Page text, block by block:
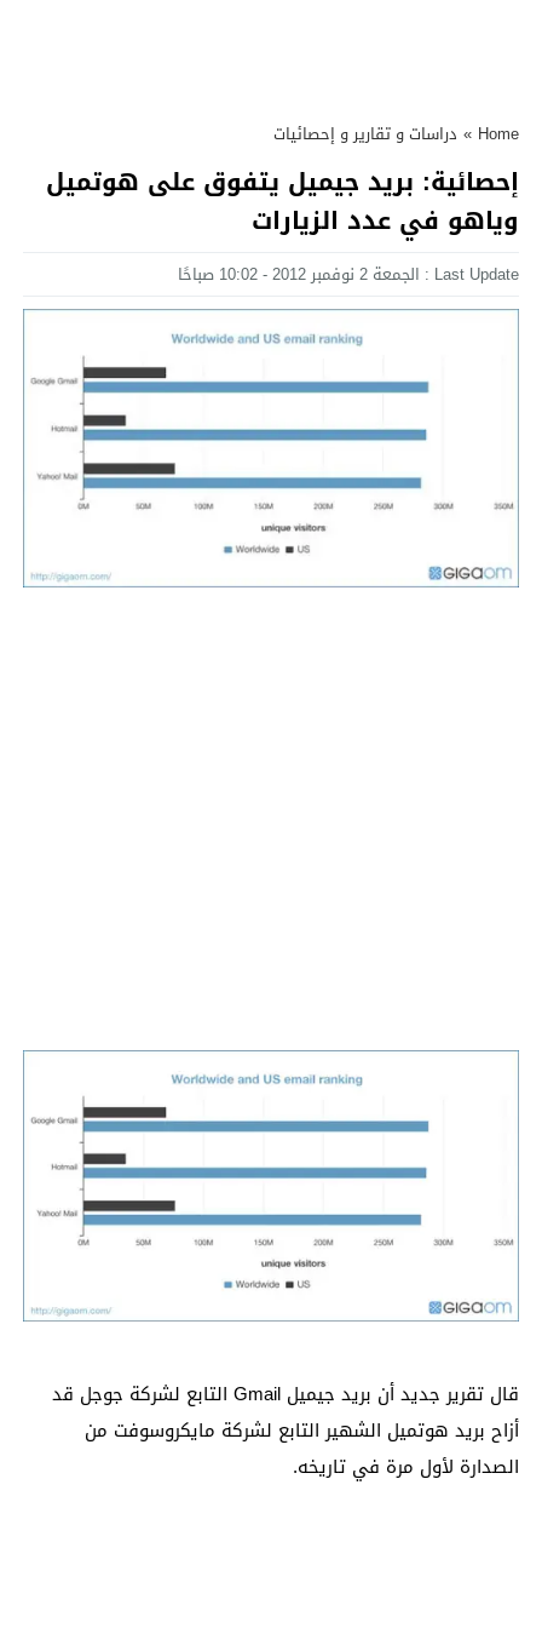
Home
» دراسات و تقارير و إحصائيات
إحصائية: بريد جيميل يتفوق على هوتميل
وياهو في عدد الزيارات
Last Update : الجمعة 2 نوفمبر 2012 - 10:02 صباحًا
قال تقرير جديد أن بريد جيميل Gmail التابع لشركة جوجل قد
أزاح بريد هوتميل الشهير التابع لشركة مايكروسوفت من
الصدارة لأول مرة في تاريخه.